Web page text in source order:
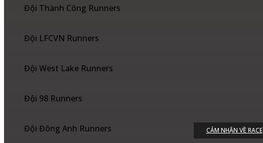
CẢM NHẬN VỀ RACE
Đội Thành Công Runners
Đội LFCVN Runners
Đội West Lake Runners
Đội 98 Runners
Đội Đông Anh Runners